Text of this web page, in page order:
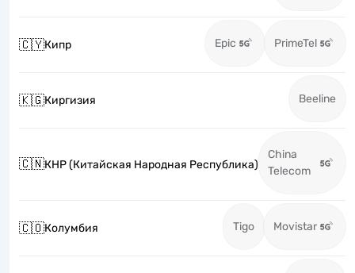
🇨🇾Кипр Epic PrimeTel
🇰🇬Киргизия Beeline
🇨🇳КНР (Китайская Народная Республика)
China
Telecom
🇨🇴Колумбия Tigo Movistar